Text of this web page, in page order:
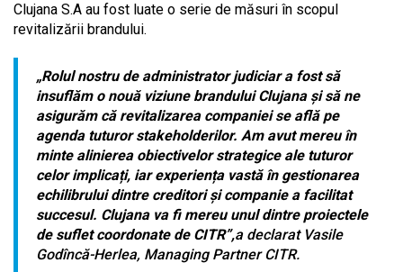
Clujana S.A au fost luate o serie de măsuri în scopul
revitalizării brandului.
„Rolul nostru de administrator judiciar a fost să
insuflăm o nouă viziune brandului Clujana și să ne
asigurăm că revitalizarea companiei se află pe
agenda tuturor stakeholderilor. Am avut mereu în
minte alinierea obiectivelor strategice ale tuturor
celor implicați, iar experiența vastă în gestionarea
echilibrului dintre creditori și companie a facilitat
succesul. Clujana va fi mereu unul dintre proiectele
de suflet coordonate de CITR”,a declarat Vasile
Godîncă-Herlea, Managing Partner CITR.